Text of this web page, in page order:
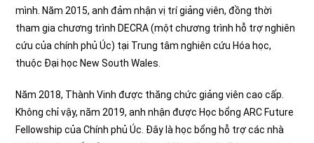
mình. Năm 2015, anh đảm nhận vị trí giảng viên, đồng thời
tham gia chương trình DECRA (một chương trình hỗ trợ nghiên
cứu của chính phủ Úc) tại Trung tâm nghiên cứu Hóa học,
thuộc Đại học New South Wales.
Năm 2018, Thành Vinh được thăng chức giảng viên cao cấp.
Không chỉ vậy, năm 2019, anh nhận được Học bổng ARC Future
Fellowship của Chính phủ Úc. Đây là học bổng hỗ trợ các nhà